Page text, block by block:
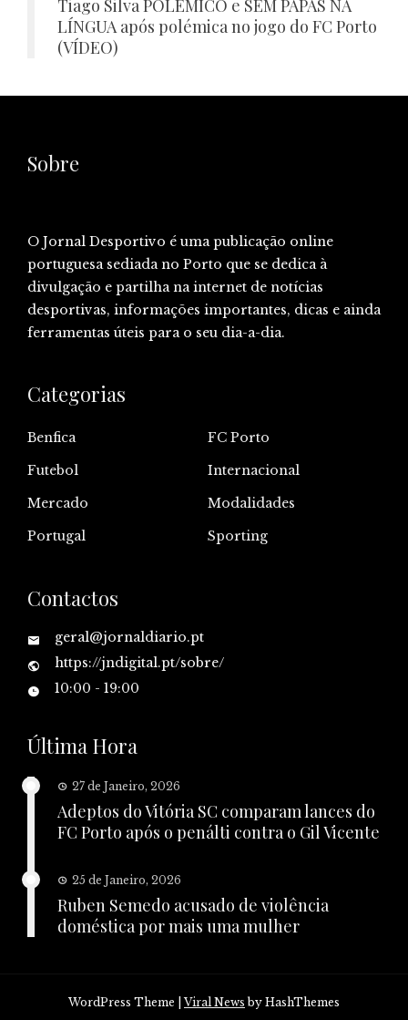
Tiago Silva POLÉMICO e SEM PAPAS NA
LÍNGUA após polémica no jogo do FC Porto
(VÍDEO)
Sobre
O Jornal Desportivo é uma publicação online
portuguesa sediada no Porto que se dedica à
divulgação e partilha na internet de notícias
desportivas, informações importantes, dicas e ainda
ferramentas úteis para o seu dia-a-dia.
Categorias
Benfica
FC Porto
Futebol
Internacional
Mercado
Modalidades
Portugal
Sporting
Contactos
geral@jornaldiario.pt
https://jndigital.pt/sobre/
10:00 - 19:00
Última Hora
27 de Janeiro, 2026
Adeptos do Vitória SC comparam lances do
FC Porto após o penálti contra o Gil Vicente
25 de Janeiro, 2026
Ruben Semedo acusado de violência
doméstica por mais uma mulher
WordPress Theme |Viral News by HashThemes